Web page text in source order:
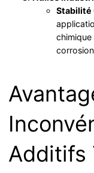
Stabilité
Additifs